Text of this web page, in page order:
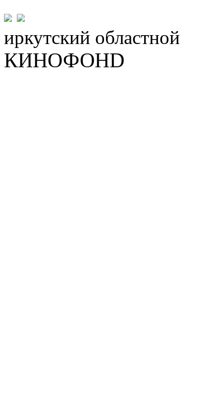
иркутский областной
КИНОФОНD